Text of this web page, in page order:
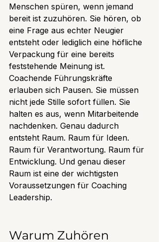
Menschen spüren, wenn jemand
bereit ist zuzuhören. Sie hören, ob
eine Frage aus echter Neugier
entsteht oder lediglich eine höfliche
Verpackung für eine bereits
feststehende Meinung ist.
Coachende Führungskräfte
erlauben sich Pausen. Sie müssen
nicht jede Stille sofort füllen. Sie
halten es aus, wenn Mitarbeitende
nachdenken. Genau dadurch
entsteht Raum. Raum für Ideen.
Raum für Verantwortung. Raum für
Entwicklung. Und genau dieser
Raum ist eine der wichtigsten
Voraussetzungen für Coaching
Leadership.
Warum Zuhören